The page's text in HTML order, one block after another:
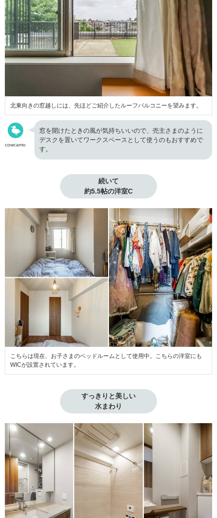
北東向きの窓越しには、先ほどご紹介したルーフバルコニーを望みます。
cowcamo
窓を開けたときの風が気持ちいいので、売主さまのように
デスクを置いてワークスペースとして使うのもおすすめで
す。
続いて
約5.5帖の洋室C
こちらは現在、お子さまのベッドルームとして使用中。こちらの洋室にも
WICが設置されています。
すっきりと美しい
水まわり